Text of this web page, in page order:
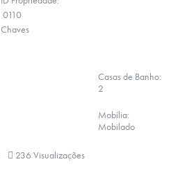
0110
Chaves
Casas de Banho:
2
Mobília:
Mobilado
236 Visualizações